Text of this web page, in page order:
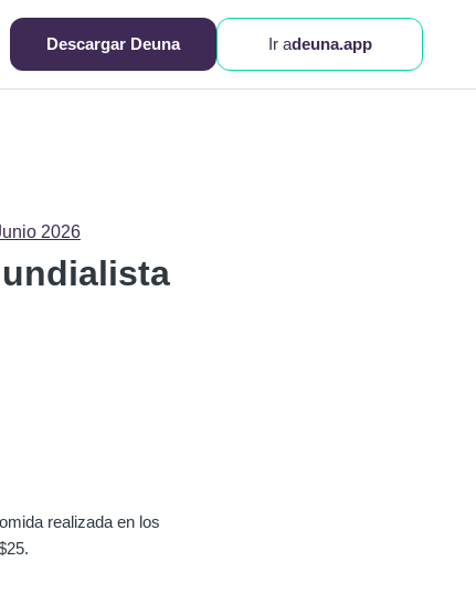
Descargar Deuna Ir adeuna.app
2026
realizada en los